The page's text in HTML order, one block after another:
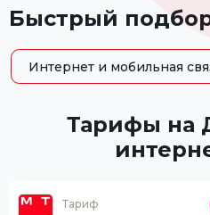
Быстрый
Интернет и мобильная
Тарифы на
Тариф